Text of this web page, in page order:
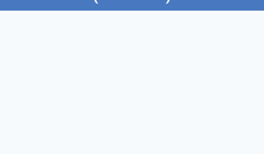
Processo de Contratação Eletrônico